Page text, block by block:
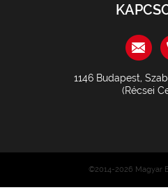
1146 Budapest,
(Récsei
©2014-2026 Magyar